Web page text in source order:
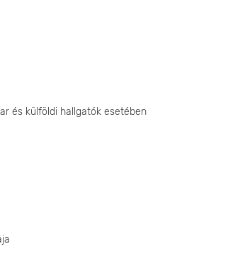
és külföldi hallgatók esetében